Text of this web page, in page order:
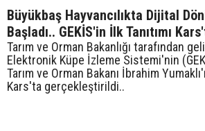
Büyükbaş Hayvancılıkta Dijital
Başladı.. GEKİS'in İlk Tanıtımı
Tarım ve Orman Bakanlığı tarafından
Elektronik Küpe İzleme Sistemi'nin
Tarım ve Orman Bakanı İbrahim
Kars'ta gerçekleştirildi..